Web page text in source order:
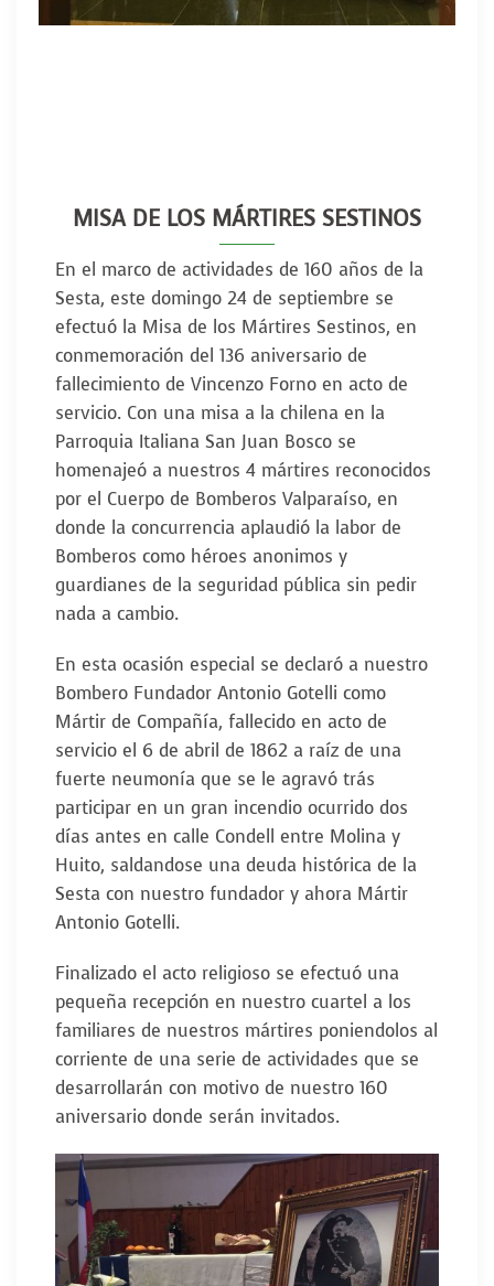
MISA DE LOS MÁRTIRES SESTINOS
En el marco de actividades de 160 años de la
Sesta, este domingo 24 de septiembre se
efectuó la Misa de los Mártires Sestinos, en
conmemoración del 136 aniversario de
fallecimiento de Vincenzo Forno en acto de
servicio. Con una misa a la chilena en la
Parroquia Italiana San Juan Bosco se
homenajeó a nuestros 4 mártires reconocidos
por el Cuerpo de Bomberos Valparaíso, en
donde la concurrencia aplaudió la labor de
Bomberos como héroes anonimos y
guardianes de la seguridad pública sin pedir
nada a cambio.
En esta ocasión especial se declaró a nuestro
Bombero Fundador Antonio Gotelli como
Mártir de Compañía, fallecido en acto de
servicio el 6 de abril de 1862 a raíz de una
fuerte neumonía que se le agravó trás
participar en un gran incendio ocurrido dos
días antes en calle Condell entre Molina y
Huito, saldandose una deuda histórica de la
Sesta con nuestro fundador y ahora Mártir
Antonio Gotelli.
Finalizado el acto religioso se efectuó una
pequeña recepción en nuestro cuartel a los
familiares de nuestros mártires poniendolos al
corriente de una serie de actividades que se
desarrollarán con motivo de nuestro 160
aniversario donde serán invitados.